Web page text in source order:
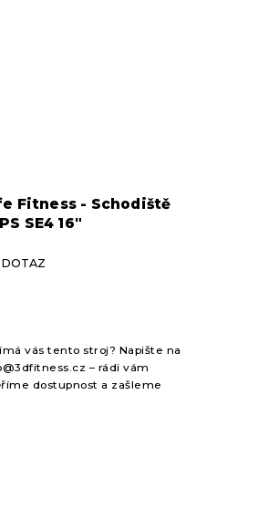
Fitness - Schodiště
95PS SE4 16"
DOTAZ
vás tento stroj? Napište na
– rádi vám
dostupnost a zašleme